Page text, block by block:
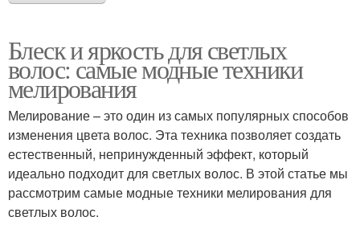
Блеск и яркость для светлых
волос: самые модные техники
мелирования
Мелирование – это один из самых популярных способов
изменения цвета волос. Эта техника позволяет создать
естественный, непринужденный эффект, который
идеально подходит для светлых волос. В этой статье мы
рассмотрим самые модные техники мелирования для
светлых волос.